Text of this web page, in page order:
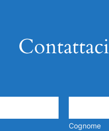
Contattaci
Cognome